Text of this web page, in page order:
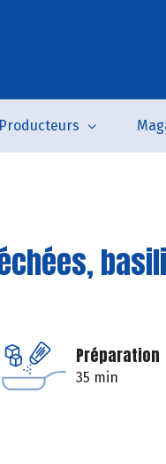
Producteurs
Préparation
35 min